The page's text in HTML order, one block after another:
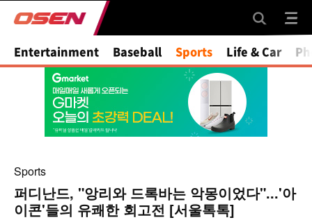
Entertainment Baseball Sports Life & Car
Sports
퍼디난드, "앙리와 드록바는 악몽이었다"...'아
이콘'들의 유쾌한 회고전 [서울톡톡]